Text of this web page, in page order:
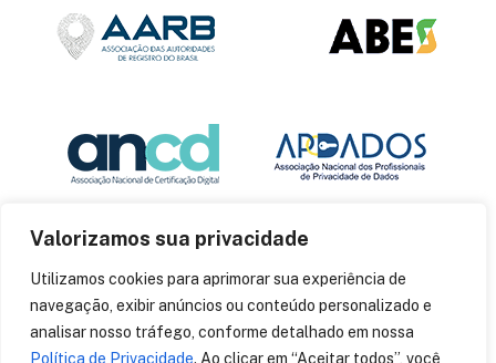
Valorizamos sua privacidade
Utilizamos cookies para aprimorar sua experiência de
navegação, exibir anúncios ou conteúdo personalizado e
analisar nosso tráfego, conforme detalhado em nossa
Política de Privacidade. Ao clicar em “Aceitar todos”, você